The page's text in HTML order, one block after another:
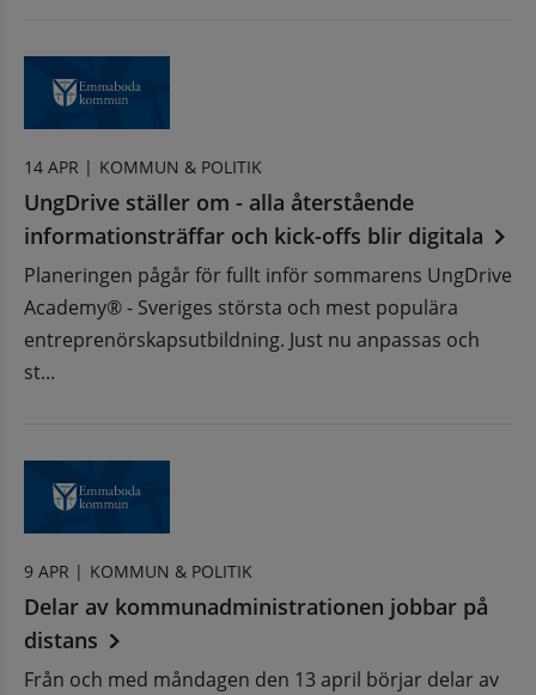
14 APR | KOMMUN & POLITIK
UngDrive ställer om - alla återstående
informationsträffar och kick-offs blir digitala
Planeringen pågår för fullt inför sommarens UngDrive
Academy® - Sveriges största och mest populära
entreprenörskapsutbildning. Just nu anpassas och
st...
9 APR | KOMMUN & POLITIK
Delar av kommunadministrationen jobbar på
distans
Från och med måndagen den 13 april börjar delar av